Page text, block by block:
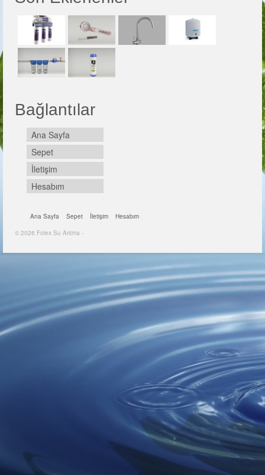
Bağlantılar
Ana Sayfa
Sepet
İletişim
Hesabım
Ana Sayfa Sepet İletişim
Hesabım
© 2026 Folex Su Arıtma -